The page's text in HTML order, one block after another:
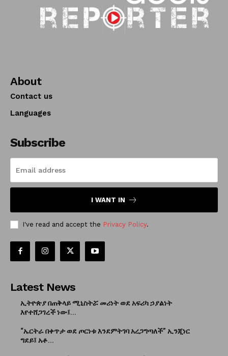
About
Contact us
Languages
Subscribe
I WANT IN
I've read and accept the Privacy Policy.
Latest News
ኢትዮጵያ በጠቅላይ ሚኒስትሯ መሪነት ወደ አፍሪካ ኃያልነት
እየተሸጋገረች ነው፤...
“ኤርትራ በቀጥታ ወደ ጦርነቱ እንደምትገባ አረጋግጣለች” ኢንጂነር
ግደይ፤ አቶ...